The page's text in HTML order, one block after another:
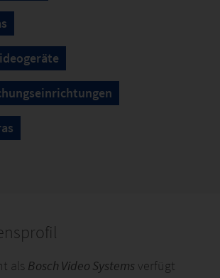
als Bosch Video Systems verfügt